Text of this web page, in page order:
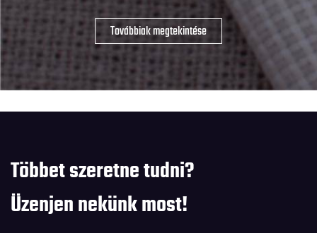
Többet szeretne tudni?
Üzenjen nekünk most!